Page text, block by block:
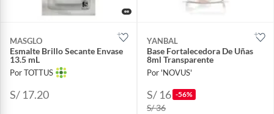
MASGLO
Esmalte Brillo Secante Envase
13.5 mL
Por TOTTUS
S/ 17.20
YANBAL
Base Fortalecedora De Uñas
8ml Transparente
Por 'NOVUS'
S/ 16 -56%
S/ 36